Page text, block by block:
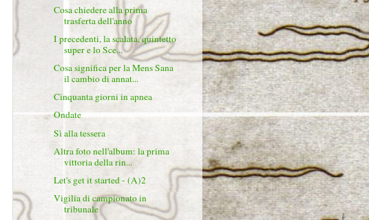
Cosa chiedere alla prima
trasferta dell'anno
I precedenti, la scalata, quintetto
super e lo Sce...
Cosa significa per la Mens Sana
il cambio di annat...
Cinquanta giorni in apnea
Ondate
Sì alla tessera
Altra foto nell'album: la prima
vittoria della rin...
Let's get it started - (A)2
Vigilia di campionato in
tribunale